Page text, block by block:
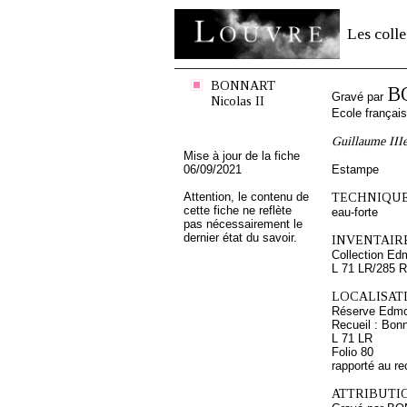
Les
BONNART
Nicolas II
Mise à jour de la fiche
06/09/2021
Attention, le contenu de
cette fiche ne reflète
pas nécessairement le
dernier état du savoir.
Gravé par
Ecole
Guillaume
Estampe
eau-forte
Collection
L 71 LR/285
Réserve
Recueil :
L 71 LR
Folio 80
rapporté au